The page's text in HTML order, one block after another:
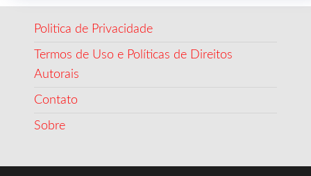
Politica de Privacidade
Termos de Uso e Políticas de Direitos
Autorais
Contato
Sobre